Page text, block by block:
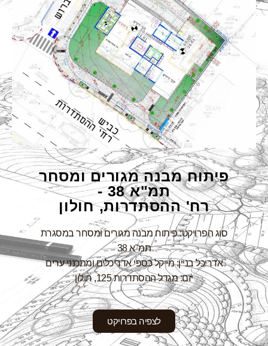
פיתוח מבנה מגורים ומסחר
תמ"א 38 -
רח' ההסתדרות, חולון
סוג הפרויקט: פיתוח מבנה מגורים ומסחר במסגרת
תמ"א 38
אדריכל בניין: מייקל כספי אדריכלים ומתכנני ערים
יזם: מגדל ההסתדרות 125, חולון
לצפיה בפרויקט